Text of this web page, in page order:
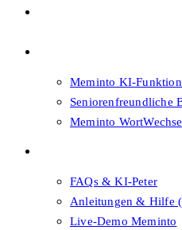
Meminto KI-
Seniorenfreundliche
Meminto
FAQs & KI-Peter
Anleitungen & Hilfe
Live-Demo Meminto